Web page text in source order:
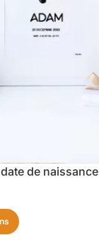
de naissance